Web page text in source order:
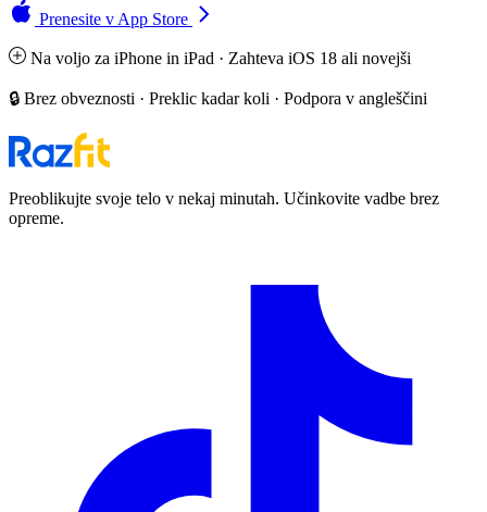
Prenesite v App Store
Na voljo za iPhone in iPad · Zahteva iOS 18 ali novejši
🔒 Brez obveznosti · Preklic kadar koli · Podpora v angleščini
Preoblikujte svoje telo v nekaj minutah. Učinkovite vadbe brez
opreme.